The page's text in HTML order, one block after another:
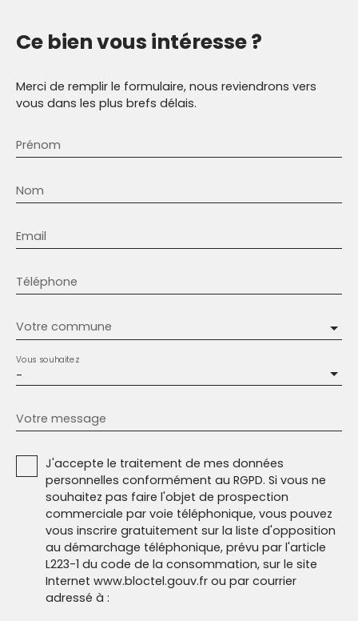
Ce bienvous intéresse ?
Merci de remplir le formulaire, nous reviendrons vers
vous dans les plus brefs délais.
Prénom
Nom
Email
Téléphone
Votre commune
-
Vous souhaitez
Votre message
J'accepte le traitement de mes données
personnelles conformément au RGPD. Si vous ne
souhaitez pas faire l'objet de prospection
commerciale par voie téléphonique, vous pouvez
vous inscrire gratuitement sur la liste d'opposition
au démarchage téléphonique, prévu par l'article
L223-1 du code de la consommation, sur le site
Internet www.bloctel.gouv.fr ou par courrier
adressé à :